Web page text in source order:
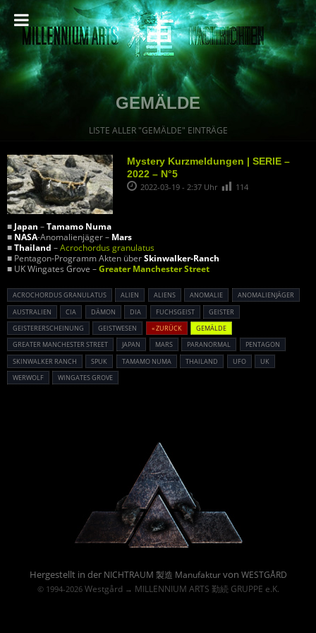
GEMÄLDE
LISTE ALLER "GEMÄLDE" EINTRÄGE
Mystery Kurzmeldungen | SERIE –
2022 – N°5
2022-03-19 - 2:37 Uhr 114
■ Japan –Tamamo Numa
■ NASA-Anomalienjäger – Mars
■Thailand –Acrochordus granulatus
■ Pentagon-Programm Akten überSkinwalker-Ranch
■ UK Wingates Grove –Greater Manchester Street
ACROCHORDUS GRANULATUS ALIEN ALIENS ANOMALIE
ANOMALIENJÄGER
AUSTRALIEN
CIA DÄMON DIA FUCHSGEIST
GEISTER
GEISTERERSCHEINUNG
GEISTWESEN « ZURÜCK
GEMÄLDE
GREATER MANCHESTER STREET
JAPAN MARS PARANORMAL
PENTAGON
SKINWALKER RANCH
SPUK TAMAMO NUMA THAILAND UFO
UK
WERWOLF
WINGATES GROVE
Hergestellt in der NICHTRAUM 製造 Manufakturvon WESTGÅRD
© 1994-2026 Westgård→ MILLENNIUM ARTS 勤続 GRUPPE e.K.
Powered By :